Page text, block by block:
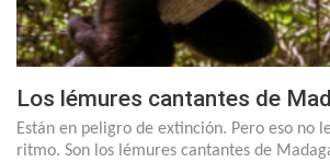
Los lémures cantantes de
Están en peligro de extinción. Pero eso no
ritmo. Son los lémures cantantes de